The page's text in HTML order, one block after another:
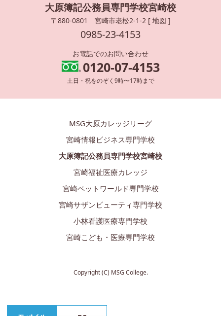
大原簿記公務員専門学校宮崎校
〒880-0801 宮崎市老松2-1-2 [ 地図 ]
0985-23-4153
お電話でのお問い合わせ
0120-07-4153
土日・祝をのぞく9時〜17時まで
MSG大原カレッジリーグ
宮崎情報ビジネス専門学校
大原簿記公務員専門学校宮崎校
宮崎福祉医療カレッジ
宮崎ペットワールド専門学校
宮崎サザンビューティ専門学校
小林看護医療専門学校
宮崎こども・医療専門学校
Copyright (C) MSG College.